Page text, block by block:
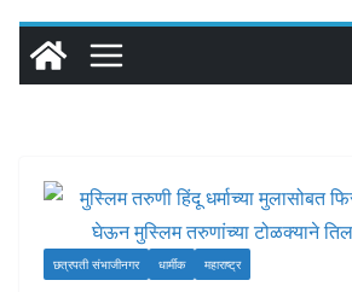
छत्रपती संभाजीनगर धार्मीक महाराष्ट्र